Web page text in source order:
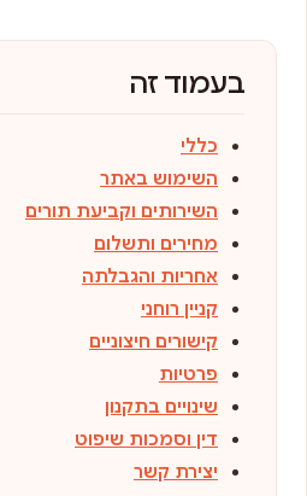
בעמוד זה
כללי
השימוש באתר
השירותים וקביעת תורים
מחירים ותשלום
אחריות והגבלתה
קניין רוחני
קישורים חיצוניים
פרטיות
שינויים בתקנון
דין וסמכות שיפוט
יצירת קשר